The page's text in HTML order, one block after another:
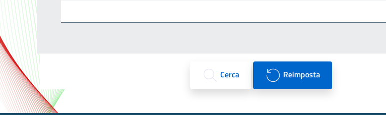
Cerca Reimposta